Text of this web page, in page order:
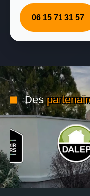
06 15 71 31 57
Des